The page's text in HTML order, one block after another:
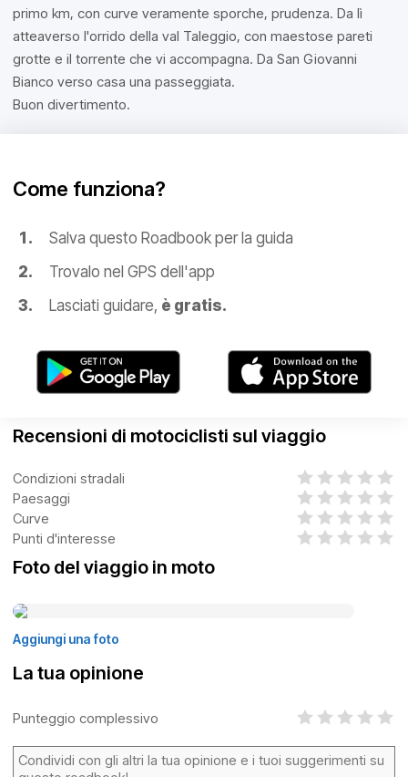
primo km, con curve veramente sporche, prudenza. Da lì
atteaverso l'orrido della val Taleggio, con maestose pareti
grotte e il torrente che vi accompagna. Da San Giovanni
Bianco verso casa una passeggiata.
Buon divertimento.
Come funziona?
Salva questo Roadbook per la guida
Trovalo nel GPS dell'app
Lasciati guidare, è gratis.
Recensioni di motociclisti sul viaggio
Condizioni stradali
Paesaggi
Curve
Punti d'interesse
Foto del viaggio in moto
Aggiungi una foto
La tua opinione
Punteggio complessivo